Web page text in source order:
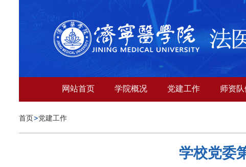
网站首页 学院概况 党建工作 师资队
首页 党建工作
学校党委